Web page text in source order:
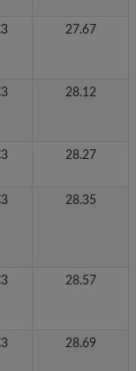
27.67
28.12
28.27
28.35
28.57
28.69